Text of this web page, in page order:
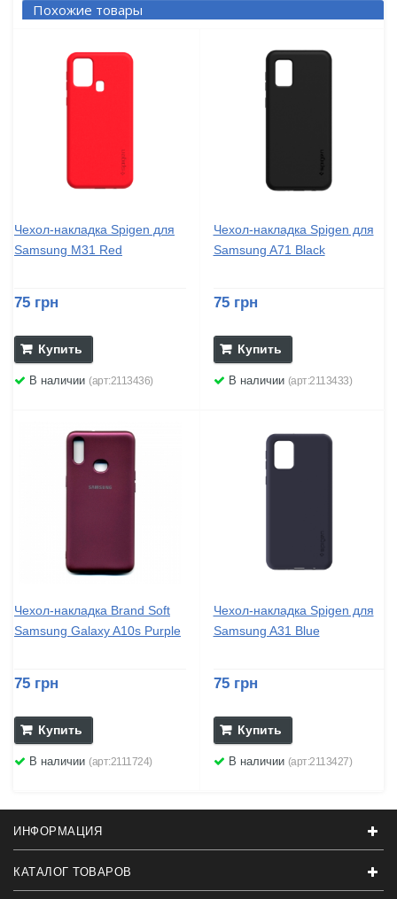
Похожие товары
Чехол-накладка Spigen для
Samsung M31 Red
75 грн
Купить
В наличии (арт:2113436)
Чехол-накладка Spigen для
Samsung A71 Black
75 грн
Купить
В наличии (арт:2113433)
Чехол-накладка Brand Soft
Samsung Galaxy A10s Purple
75 грн
Купить
В наличии (арт:2111724)
Чехол-накладка Spigen для
Samsung A31 Blue
75 грн
Купить
В наличии (арт:2113427)
ИНФОРМАЦИЯ
КАТАЛОГ ТОВАРОВ